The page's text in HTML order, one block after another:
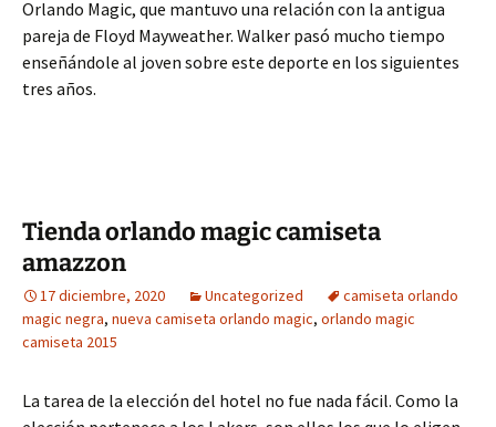
Orlando Magic, que mantuvo una relación con la antigua
pareja de Floyd Mayweather. Walker pasó mucho tiempo
enseñándole al joven sobre este deporte en los siguientes
tres años.
Tienda orlando magic camiseta
amazzon
17 diciembre, 2020 Uncategorized
camiseta orlando
magic negra, nueva camiseta orlando magic, orlando magic
camiseta 2015
La tarea de la elección del hotel no fue nada fácil. Como la